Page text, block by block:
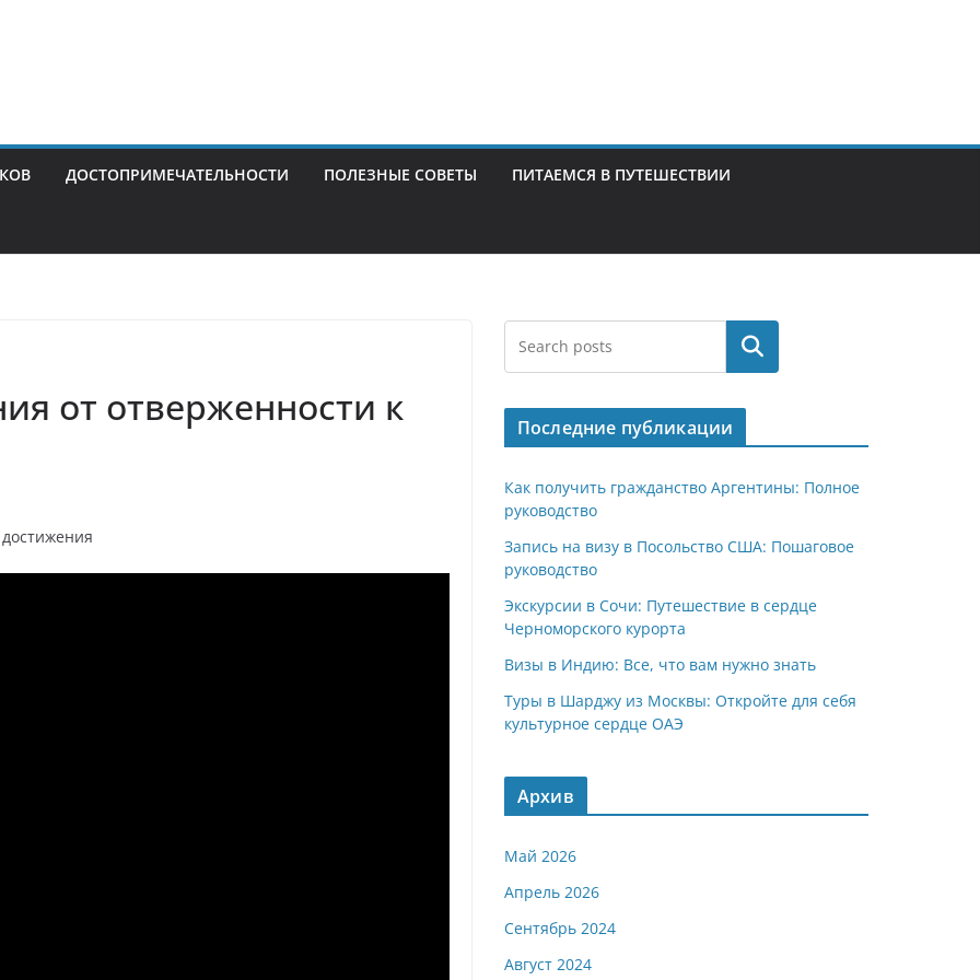
ДОСТОПРИМЕЧАТЕЛЬНОСТИ ПОЛЕЗНЫЕ СОВЕТЫ ПИТАЕМСЯ В ПУТЕШЕСТВИИ
от отверженности к
Поиск
Последние публикации
Как получить гражданство Аргентины: Полное
руководство
Запись на визу в Посольство США: Пошаговое
руководство
Экскурсии в Сочи: Путешествие в сердце
Черноморского курорта
Визы в Индию: Все, что вам нужно знать
Туры в Шарджу из Москвы: Откройте для себя
культурное сердце ОАЭ
Архив
Май 2026
Апрель 2026
Сентябрь 2024
Август 2024